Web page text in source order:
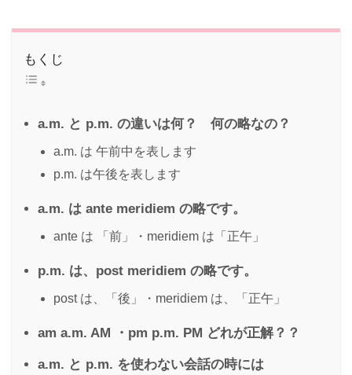
もくじ
a.m. と p.m. の違いは何？ 何の略なの？
a.m. は 午前中を表します
p.m. は午後を表します
a.m. は ante meridiem の略です。
ante は 「前」・meridiem は「正午」
p.m. は、post meridiem の略です。
post は、「後」・meridiem は、「正午」
am a.m. AM ・pm p.m. PM どれが正解？？
a.m. と p.m. を使わない会話の時には